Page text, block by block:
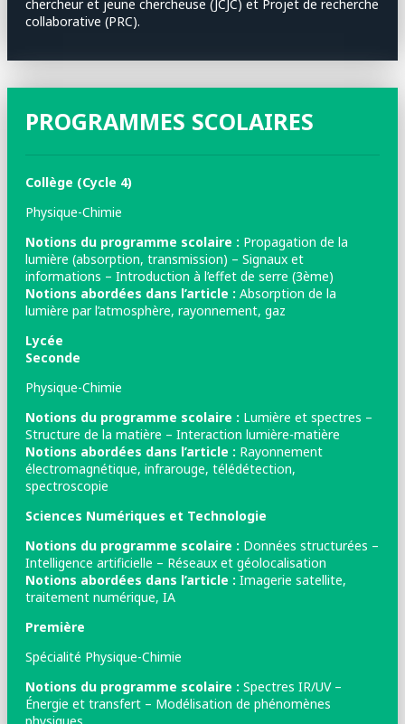
chercheur et jeune chercheuse (JCJC) et Projet de recherche
collaborative (PRC).
PROGRAMMES SCOLAIRES
Collège (Cycle 4)
Physique-Chimie
Notions du programme scolaire : Propagation de la
lumière (absorption, transmission) – Signaux et
informations – Introduction à l’effet de serre (3ème)
Notions abordées dans l’article : Absorption de la
lumière par l’atmosphère, rayonnement, gaz
Lycée
Seconde
Physique-Chimie
Notions du programme scolaire : Lumière et spectres –
Structure de la matière – Interaction lumière-matière
Notions abordées dans l’article : Rayonnement
électromagnétique, infrarouge, télédétection,
spectroscopie
Sciences Numériques et Technologie
Notions du programme scolaire : Données structurées –
Intelligence artificielle – Réseaux et géolocalisation
Notions abordées dans l’article : Imagerie satellite,
traitement numérique, IA
Première
Spécialité Physique-Chimie
Notions du programme scolaire : Spectres IR/UV –
Énergie et transfert – Modélisation de phénomènes